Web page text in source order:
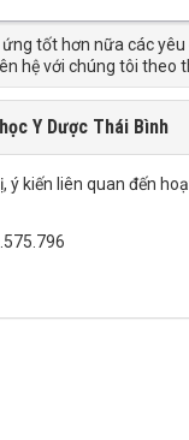
tốt hơn nữa các
hệ với chúng tôi
Y Dược Thái Bình
ý kiến liên quan đến